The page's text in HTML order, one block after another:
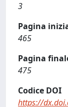
3
Pagina
465
Pagina
475
Codice DOI
https://